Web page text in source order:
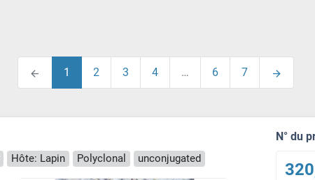
1 2 3 4 … 6 7
Hôte: Lapin Polyclonal unconjugated
N° du